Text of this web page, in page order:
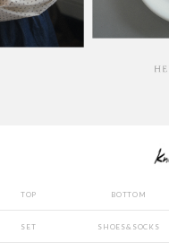
TOP BOTTOM
SET SHOES&SOCKS